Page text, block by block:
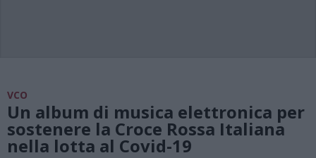
VCO
Un album di musica elettronica per
sostenere la Croce Rossa Italiana
nella lotta al Covid-19